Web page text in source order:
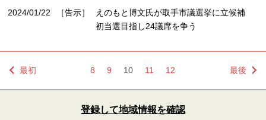
2024/01/22 ［告示］
えのもと博文氏が取手市議選挙に立候補
初当選目指し24議席を争う
最初 8 9 10 11 12 最後
登録して地域情報を確認